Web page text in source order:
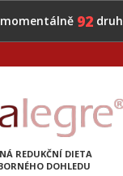
92
REDUKČNÍ DIETA
DOHLEDU